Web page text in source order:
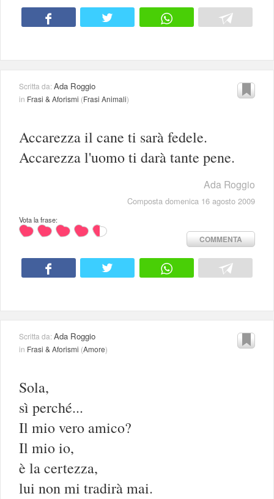
Scritta da:Ada Roggio
in Frasi & Aforismi (Frasi Animali)
Accarezza il cane ti sarà fedele.
Accarezza l'uomo ti darà tante pene.
Ada Roggio
Composta domenica 16 agosto 2009
Vota la frase:
COMMENTA
Scritta da:Ada Roggio
in Frasi & Aforismi (Amore)
Sola,
sì perché...
Il mio vero amico?
Il mio io,
è la certezza,
lui non mi tradirà mai.